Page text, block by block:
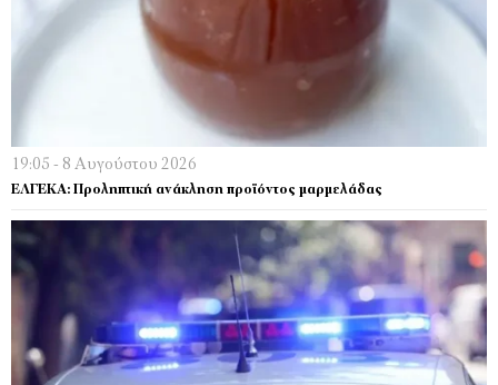
19:05 - 8 Αυγούστου 2026
ΕΛΓΕΚΑ: Προληπτική ανάκληση προϊόντος μαρμελάδας